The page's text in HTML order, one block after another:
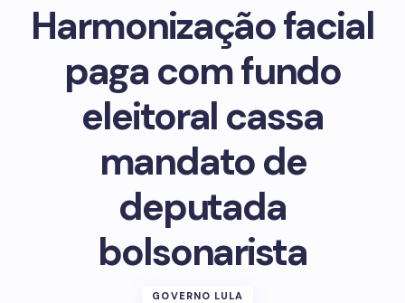
Harmonização facial
paga com fundo
eleitoral cassa
mandato de
deputada
bolsonarista
GOVERNO LULA